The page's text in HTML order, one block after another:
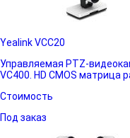
Yealink VCC20
Управляемая PTZ-
VC400. HD CMOS матрица
Стоимость
Под заказ